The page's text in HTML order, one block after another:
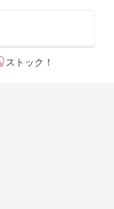
ストック！